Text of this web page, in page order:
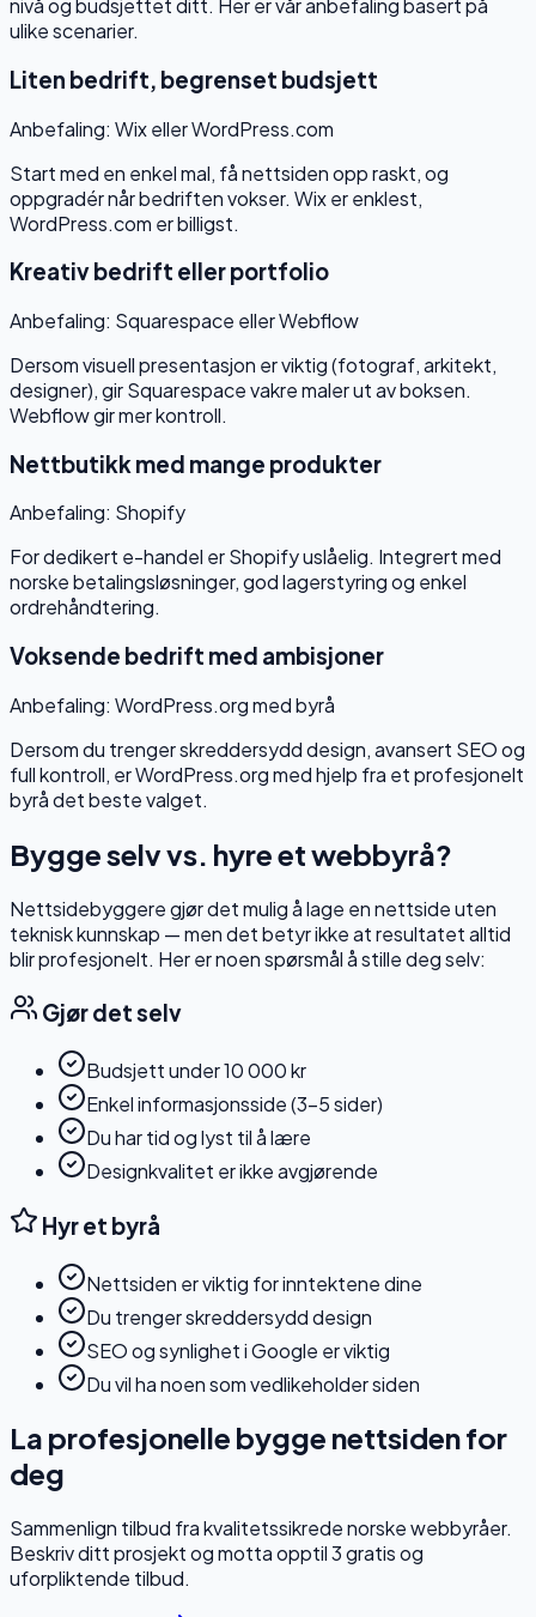
nivå og budsjettet ditt. Her er vår anbefaling basert på
ulike scenarier.
Liten bedrift, begrenset budsjett
Anbefaling: Wix eller WordPress.com
Start med en enkel mal, få nettsiden opp raskt, og
oppgradér når bedriften vokser. Wix er enklest,
WordPress.com er billigst.
Kreativ bedrift eller portfolio
Anbefaling: Squarespace eller Webflow
Dersom visuell presentasjon er viktig (fotograf, arkitekt,
designer), gir Squarespace vakre maler ut av boksen.
Webflow gir mer kontroll.
Nettbutikk med mange produkter
Anbefaling: Shopify
For dedikert e-handel er Shopify uslåelig. Integrert med
norske betalingsløsninger, god lagerstyring og enkel
ordrehåndtering.
Voksende bedrift med ambisjoner
Anbefaling: WordPress.org med byrå
Dersom du trenger skreddersydd design, avansert SEO og
full kontroll, er WordPress.org med hjelp fra et profesjonelt
byrå det beste valget.
Bygge selv vs. hyre et webbyrå?
Nettsidebyggere gjør det mulig å lage en nettside uten
teknisk kunnskap — men det betyr ikke at resultatet alltid
blir profesjonelt. Her er noen spørsmål å stille deg selv:
Gjør det selv
Budsjett under 10 000 kr
Enkel informasjonsside (3–5 sider)
Du har tid og lyst til å lære
Designkvalitet er ikke avgjørende
Hyr et byrå
Nettsiden er viktig for inntektene dine
Du trenger skreddersydd design
SEO og synlighet i Google er viktig
Du vil ha noen som vedlikeholder siden
La profesjonelle bygge nettsiden for
deg
Sammenlign tilbud fra kvalitetssikrede norske webbyråer.
Beskriv ditt prosjekt og motta opptil 3 gratis og
uforpliktende tilbud.